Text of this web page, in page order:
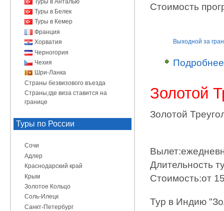
Стоимость
Выходной за
Подробнее
Золотой
Золотой
Длительность
Стоимость:от
Тур в Индию
Туры в Белек
Туры в Кемер
Франция
Хорватия
Черногория
Чехия
Шри-Ланка
Страны безвизового въезда
Страны,где виза ставится на
границе
Туры по России
Сочи
Адлер
Краснодарский край
Крым
Золотое Кольцо
Соль-Илецк
Санкт-Петербург